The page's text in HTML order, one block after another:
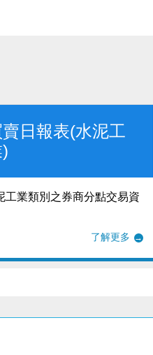
賣日報表(水泥工
工業類別之券商分點交易資
了解更多